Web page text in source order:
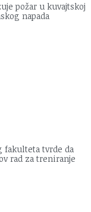
požar u kuvajtskoj
napada
fakulteta tvrde da
rad za treniranje